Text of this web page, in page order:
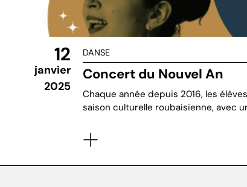
12
janvier
2025
DANSE
Concert du Nouvel An
Chaque année depuis 2016, les
saison culturelle roubaisienne, avec